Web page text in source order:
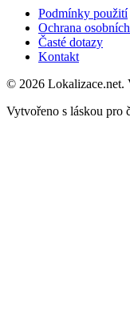
Podmínky použití
Ochrana
Časté dotazy
Kontakt
© 2026 Lokalizace.net.
Vytvořeno s láskou pro